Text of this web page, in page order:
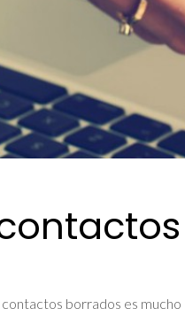
borrados es mucho